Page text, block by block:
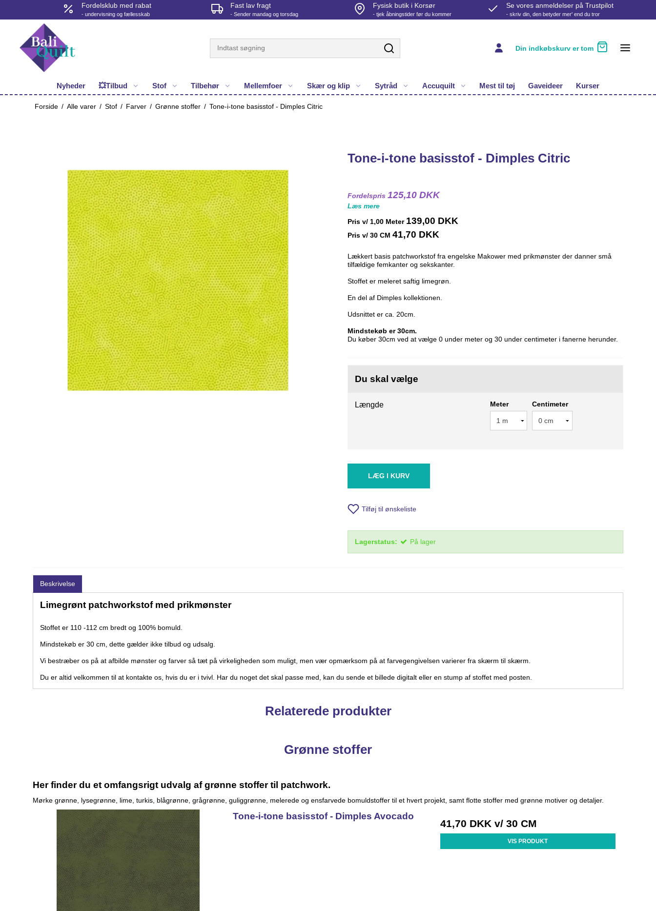
Fordelsklub med rabat
- undervisning og fællesskab
Fast lav fragt
- Sender mandag og torsdag
Fysisk butik i Korsør
- tjek åbningstider før du kommer
Se vores anmeldelser på Trustpilot
- skriv din, den betyder mer' end du tror
Nyheder 💥Tilbud Stof Tilbehør Mellemfoer Skær og klip Sytråd Accuquilt Mest til tøj Gaveideer Kurser
Din indkøbskurv er tom
Forside / Alle varer / Stof / Farver / Grønne stoffer / Tone-i-tone basisstof - Dimples Citric
Tone-i-tone basisstof - Dimples Citric
Fordelspris 125,10 DKK
Læs mere
Pris v/ 1,00 Meter 139,00 DKK
Pris v/ 30 CM 41,70 DKK
Lækkert basis patchworkstof fra engelske Makower med prikmønster der danner små
tilfældige femkanter og sekskanter.
Stoffet er meleret saftig limegrøn.
En del af Dimples kollektionen.
Udsnittet er ca. 20cm.
Mindstekøb er 30cm.
Du køber 30cm ved at vælge 0 under meter og 30 under centimeter i fanerne herunder.
Lagerstatus: På lager
Du skal vælge
Længde Meter Centimeter
LÆG I KURV
Tilføj til ønskeliste
Beskrivelse
Limegrønt patchworkstof med prikmønster
Stoffet er 110 -112 cm bredt og 100% bomuld.
Mindstekøb er 30 cm, dette gælder ikke tilbud og udsalg.
Vi bestræber os på at afbilde mønster og farver så tæt på virkeligheden som muligt, men vær opmærksom på at farvegengivelsen varierer fra skærm til skærm.
Du er altid velkommen til at kontakte os, hvis du er i tvivl. Har du noget det skal passe med, kan du sende et billede digitalt eller en stump af stoffet med posten.
Relaterede produkter
Grønne stoffer
Her finder du et omfangsrigt udvalg af grønne stoffer til patchwork.
Mørke grønne, lysegrønne, lime, turkis, blågrønne, grågrønne, guliggrønne, melerede og ensfarvede bomuldstoffer til et hvert projekt, samt flotte stoffer med grønne motiver og detaljer.
Tone-i-tone basisstof - Dimples Avocado
41,70 DKKv/ 30 CM
VIS PRODUKT